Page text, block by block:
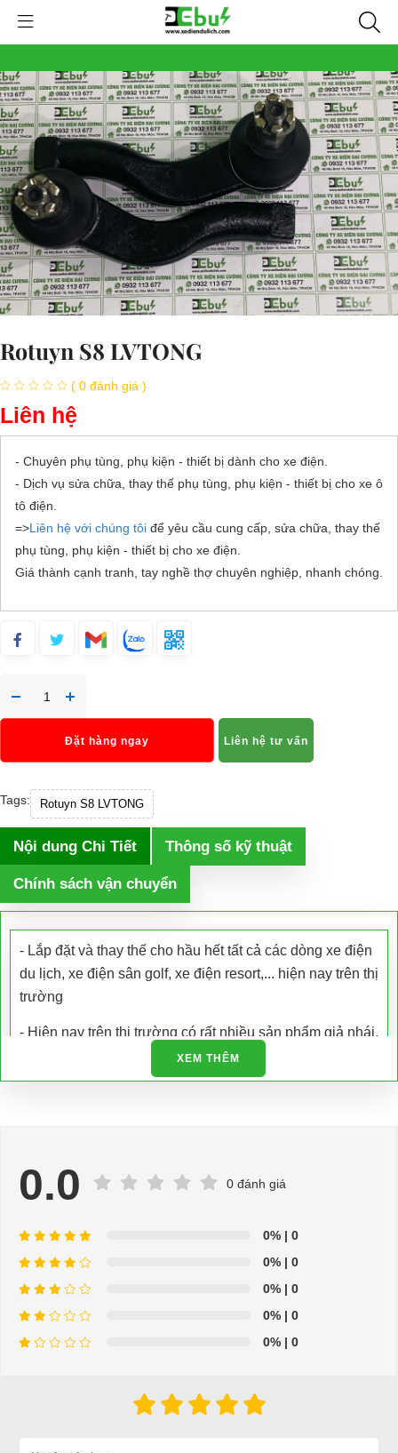
Rotuyn S8 LVTONG
( 0 đánh giá )
Liên hệ
- Chuyên phụ tùng, phụ kiện - thiết bị dành cho xe điện.
- Dịch vụ sửa chữa, thay thế phụ tùng, phụ kiện - thiết bị cho xe ô
tô điện.
=>Liên hệ với chúng tôi để yêu cầu cung cấp, sửa chữa, thay thế
phụ tùng, phụ kiện - thiết bị cho xe điện.
Giá thành cạnh tranh, tay nghề thợ chuyên nghiệp, nhanh chóng.
Đặt hàng ngay Liên hệ tư vấn
Tags: Rotuyn S8 LVTONG
Nội dung Chi Tiết Thông số kỹ thuật
Chính sách vận chuyển
- Lắp đặt và thay thế cho hầu hết tất cả các dòng xe điện
du lịch, xe điện sân golf, xe điện resort,... hiện nay trên thị
trường
- Hiện nay trên thị trường có rất nhiều sản phẩm giả nhái,
kém chất lượng. Xe Điện Đại Cường là công ty chuyên
nhập khẩu các loại xe điện và phụ tùng xe điện trực tiếp
chữa tận nơi
phí
- Dịch vụ sửa chữa, thay thế phụ tùng, phụ kiện - thiết bị
cho xe ô tô điện.
thay thế phụ tùng, phụ kiện - thiết bị cho xe điện. Giá
thành cạnh tranh, tay nghề thợ chuyên nghiệp, nhanh
chóng.
XEM THÊM
0.0 0 đánh giá
0% | 0
0% | 0
0% | 0
0% | 0
0% | 0